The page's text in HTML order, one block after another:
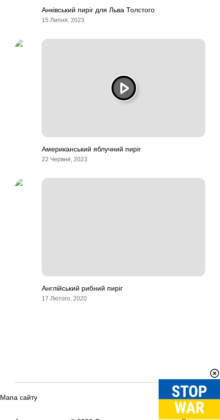
Анківський пиріг для Льва Толстого
15 Липня, 2023
Американський яблучний пиріг
22 Червня, 2023
Англійський рибний пиріг
17 Лютого, 2020
Мапа сайту